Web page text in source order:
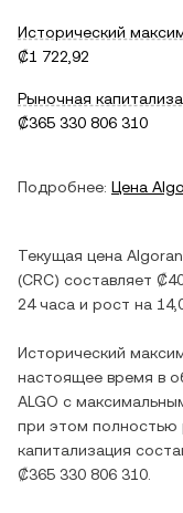
Исторический
₡1 722,92
Рыночная
₡365 330 806 310
Подробнее: Цена
Текущая цена
(CRC) составляет
24 часа и рост на
Исторический
настоящее время в
ALGO с
при этом полностью
капитализация
₡365 330 806 310